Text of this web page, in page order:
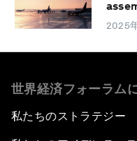
2025
世界経済フォーラム
私たちのストラテジー